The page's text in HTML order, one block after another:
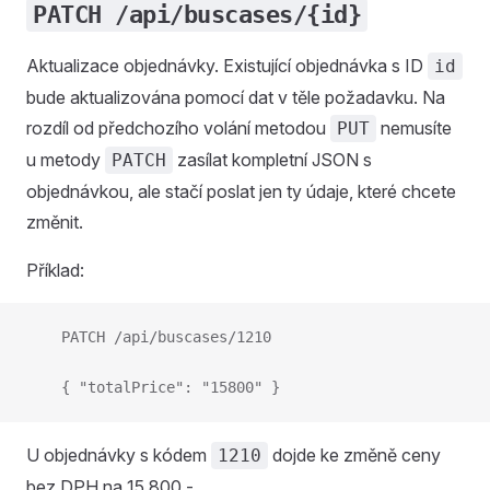
PATCH /api/buscases/{id}
Aktualizace objednávky. Existující objednávka s ID id
bude aktualizována pomocí dat v těle požadavku. Na
rozdíl od předchozího volání metodou
PUT nemusíte
u metody PATCH
zasílat kompletní JSON s
objednávkou, ale stačí poslat jen ty údaje, které chcete
změnit.
Příklad:
    PATCH /api/buscases/1210
    { "totalPrice": "15800" }
U objednávky s kódem 1210 dojde ke změně ceny